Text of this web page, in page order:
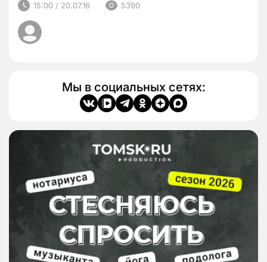
15:00 / 20.07.16 5390
Мы в социальных сетях: